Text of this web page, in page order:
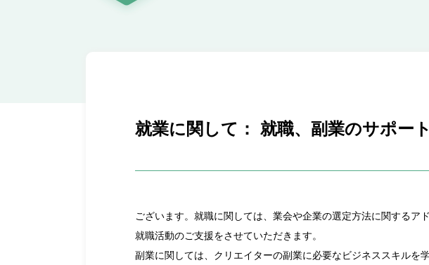
就業に関して： 就職、副業のサポー
ございます。就職に関しては、業会や企業の選定方法に関するア
就職活動のご支援をさせていただきます。
副業に関しては、クリエイターの副業に必要なビジネススキルを